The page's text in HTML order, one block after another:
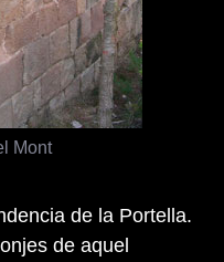
Mont
de la Portella.
de aquel